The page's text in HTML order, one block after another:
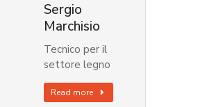
Sergio
Marchisio
Tecnico per il
settore legno
Read more